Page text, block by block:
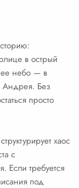
в острый
небо — в
Андрея. Без
просто
хаос
с
Если требуется
под